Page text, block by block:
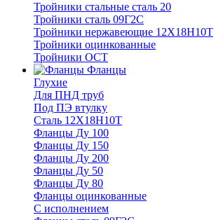
Тройники стальные сталь 20
Тройники сталь 09Г2С
Тройники нержавеющие 12Х18Н10Т
Тройники оцинкованные
Тройники ОСТ
Фланцы
Глухие
Для ПНД труб
Под ПЭ втулку
Сталь 12Х18Н10Т
Фланцы Ду 100
Фланцы Ду 150
Фланцы Ду 200
Фланцы Ду 50
Фланцы Ду 80
Фланцы оцинкованные
С исполнением